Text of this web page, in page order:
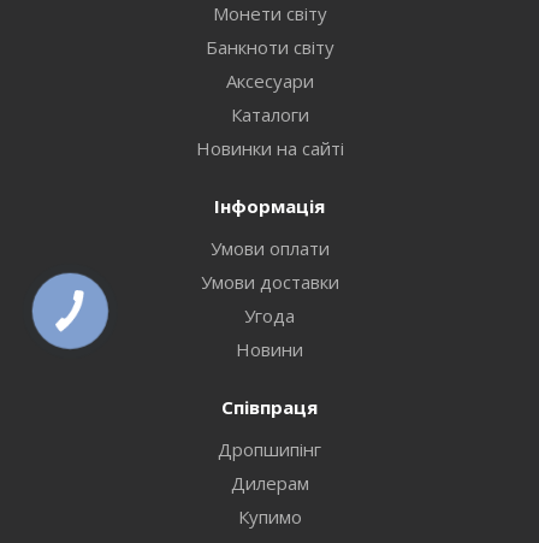
Монети світу
Банкноти світу
Аксесуари
Каталоги
Новинки на сайті
Інформація
Умови оплати
Умови доставки
Угода
Новини
Співпраця
Дропшипінг
Дилерам
Купимо